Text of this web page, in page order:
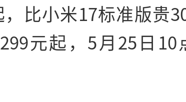
比小米17标准版贵
元起，5月25日10